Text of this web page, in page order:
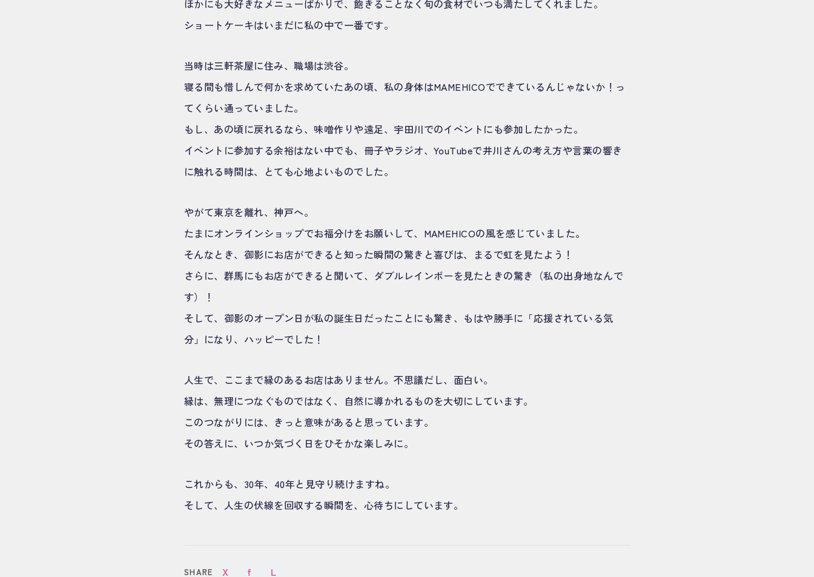
ほかにも大好きなメニューばかりで、飽きることなく旬の食材でいつも満たしてくれました。
ショートケーキはいまだに私の中で一番です。
当時は三軒茶屋に住み、職場は渋谷。
寝る間も惜しんで何かを求めていたあの頃、私の身体はMAMEHICOでできているんじゃないか！っ
てくらい通っていました。
もし、あの頃に戻れるなら、味噌作りや遠足、宇田川でのイベントにも参加したかった。
イベントに参加する余裕はない中でも、冊子やラジオ、YouTubeで井川さんの考え方や言葉の響き
に触れる時間は、とても心地よいものでした。
やがて東京を離れ、神戸へ。
たまにオンラインショップでお福分けをお願いして、MAMEHICOの風を感じていました。
そんなとき、御影にお店ができると知った瞬間の驚きと喜びは、まるで虹を見たよう！
さらに、群馬にもお店ができると聞いて、ダブルレインボーを見たときの驚き（私の出身地なんで
す）！
そして、御影のオープン日が私の誕生日だったことにも驚き、もはや勝手に「応援されている気
分」になり、ハッピーでした！
人生で、ここまで縁のあるお店はありません。不思議だし、面白い。
縁は、無理につなぐものではなく、自然に導かれるものを大切にしています。
このつながりには、きっと意味があると思っています。
その答えに、いつか気づく日をひそかな楽しみに。
これからも、30年、40年と見守り続けますね。
そして、人生の伏線を回収する瞬間を、心待ちにしています。
SHARE X f L